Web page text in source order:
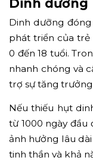
Dinh dưỡng
Dinh dưỡng
phát triển của trẻ
0 đến 18 tuổi.
nhanh chóng và
trợ sự tăng
Nếu thiếu hụt
từ 1000 ngày
ảnh hưởng lâu
tinh thần và khả